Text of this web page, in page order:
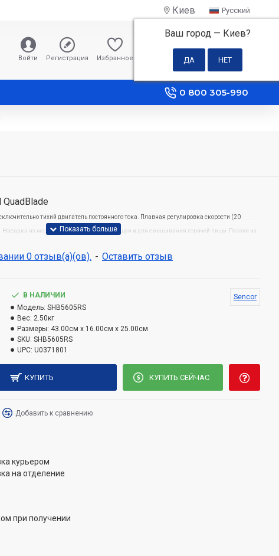
Киев
Ваш город — Киев?
Русский
Войти Регистрация Избранное
0 грн
0 800 305-990
QuadBlade
тихий двигатель постоянного тока. Плавная регулировка скорости (20
Насадка из нержавеющей стали, подходящая и для смешивания горячей пищи. Лезвие из
объемом 1 250 мл с лезвиями из нержавеющей
съёмной насадки
0 отзыв(а)(ов). - Оставить отзыв
В НАЛИЧИИ
Модель: SHB5605RS
Вес: 2.50кг
Размеры: 43.00см x 16.00см x 25.00см
SKU: SHB5605RS
UPC: U0371801
Sencor
КУПИТЬ КУПИТЬ СЕЙЧАС
Добавить к сравнению
курьером
на отделение
при получении